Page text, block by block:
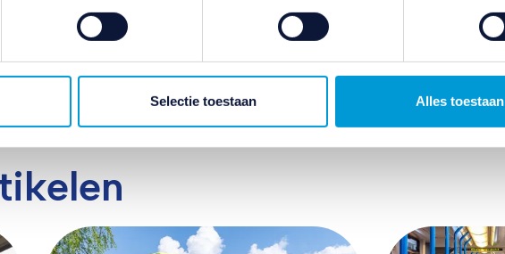
en cookiebeleid
Selectie toestaan Alles toestaan